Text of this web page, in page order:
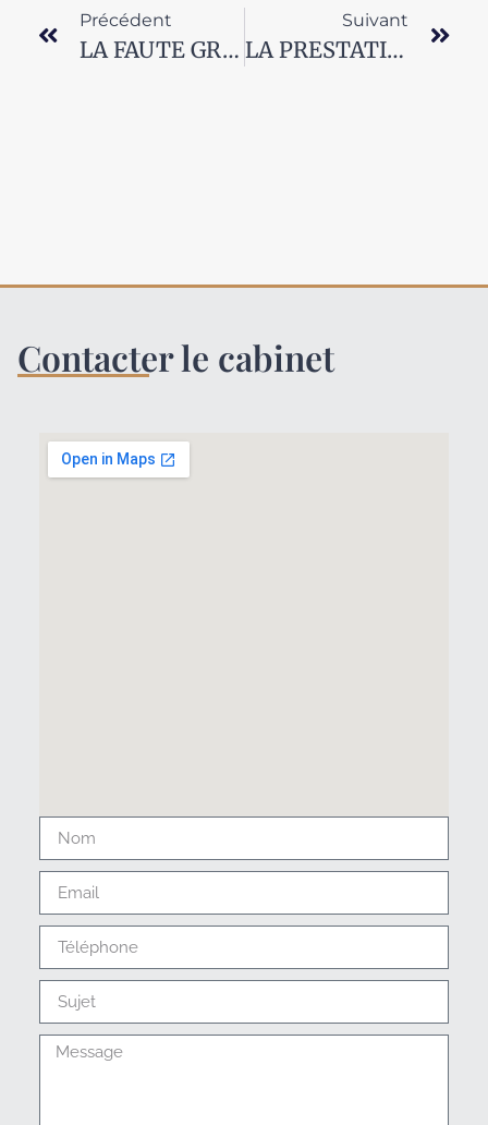
Précédent
LA FAUTE GRAVE DE L’AGENT COMMERCIAL RÉVÉLÉE APRÈS LA RUPTURE DU CONTRAT
Suivant
LA PRESTATION DE SERVICE DE L’AGENT COMMERCIAL
Contacter le cabinet